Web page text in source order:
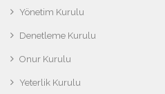
Yönetim Kurulu
Denetleme Kurulu
Onur Kurulu
Yeterlik Kurulu